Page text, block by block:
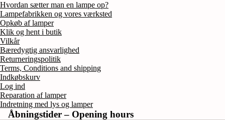
Hvordan sætter man en lampe op?
Lampefabrikken og vores værksted
Opkøb af lamper
Klik og hent i butik
Vilkår
Bæredygtig ansvarlighed
Returneringspolitik
Terms, Conditions and shipping
Indkøbskurv
Log ind
Reparation af lamper
Indretning med lys og lamper
Åbningstider – Opening hours